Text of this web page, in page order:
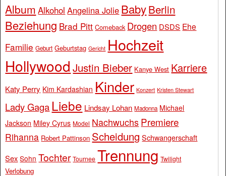
Album Alkohol Angelina Jolie BabyBerlin
Beziehung Brad Pitt Comeback Drogen DSDS Ehe
Familie Geburt Geburtstag Gericht Hochzeit
Hollywood Justin Bieber Kanye West Karriere
Katy Perry Kim Kardashian Kinder Konzert Kristen Stewart
Lady Gaga Liebe Lindsay Lohan Madonna Michael
Jackson Miley Cyrus Model Nachwuchs Premiere
Rihanna Robert Pattinson Scheidung Schwangerschaft
Sex Sohn Tochter Tournee Trennung Twilight
Verlobung